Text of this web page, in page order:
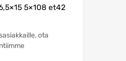
5×108 et42
ota